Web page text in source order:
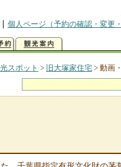
個人ページ（予約の確認・変更・
スポット > 旧大塚家住宅 > 動画